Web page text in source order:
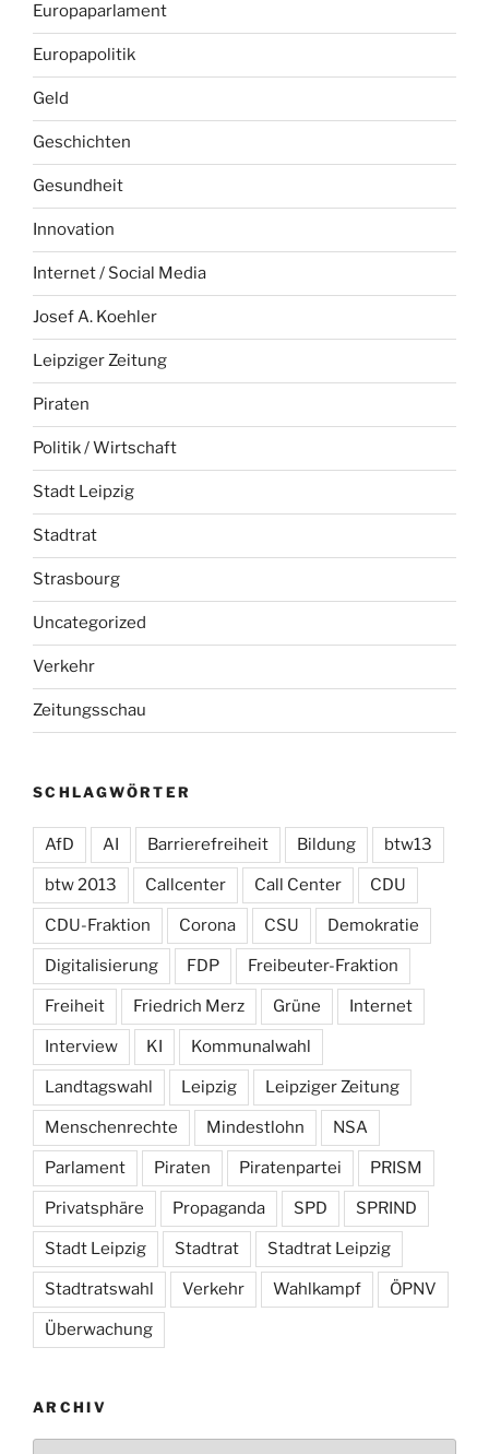
Europaparlament
Europapolitik
Geld
Geschichten
Gesundheit
Innovation
Internet / Social Media
Josef A. Koehler
Leipziger Zeitung
Piraten
Politik / Wirtschaft
Stadt Leipzig
Stadtrat
Strasbourg
Uncategorized
Verkehr
Zeitungsschau
SCHLAGWÖRTER
AfD AI Barrierefreiheit Bildung btw13
btw 2013 Callcenter Call Center CDU
CDU-Fraktion Corona CSU Demokratie
Digitalisierung FDP Freibeuter-Fraktion
Freiheit Friedrich Merz Grüne Internet
Interview KI Kommunalwahl
Landtagswahl Leipzig Leipziger Zeitung
Menschenrechte Mindestlohn NSA
Parlament Piraten Piratenpartei PRISM
Privatsphäre Propaganda SPD SPRIND
Stadt Leipzig Stadtrat Stadtrat Leipzig
Stadtratswahl Verkehr Wahlkampf ÖPNV
Überwachung
ARCHIV